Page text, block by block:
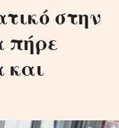
στην
πήρε
και